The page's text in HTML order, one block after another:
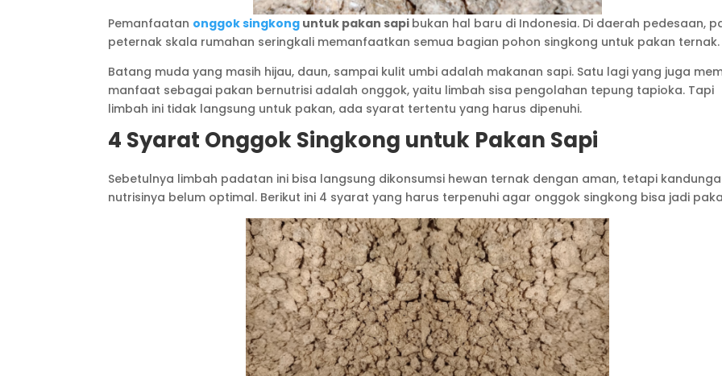
Pemanfaatan onggok singkong untuk pakan sapi bukan hal baru di Indonesia. Di daerah pedesaan,
peternak skala rumahan seringkali memanfaatkan semua bagian pohon singkong untuk pakan ternak.
Batang muda yang masih hijau, daun, sampai kulit umbi adalah makanan sapi. Satu lagi yang juga
manfaat sebagai pakan bernutrisi adalah onggok, yaitu limbah sisa pengolahan tepung tapioka. Tapi
limbah ini tidak langsung untuk pakan, ada syarat tertentu yang harus dipenuhi.
4 Syarat Onggok Singkong untuk Pakan Sapi
Sebetulnya limbah padatan ini bisa langsung dikonsumsi hewan ternak dengan aman, tetapi
nutrisinya belum optimal. Berikut ini 4 syarat yang harus terpenuhi agar onggok singkong bisa jadi